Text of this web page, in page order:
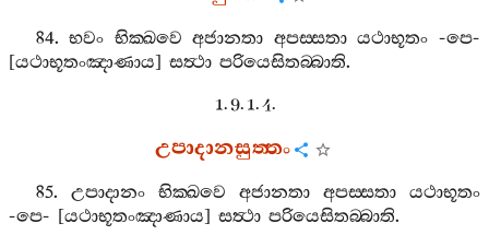
84.භවං භික‍්ඛවෙ අජානතා අපස‍්සතා යථාභූතං -පෙ-
[යථාභූතංඤාණාය] සත්‍ථා පරියෙසිතබ‍්බාති.
1. 9. 1. 4.
උපාදානසුත‍්තං
85. උපාදානං භික‍්ඛවෙ අජානතා අපස‍්සතා
යථාභූතං
-පෙ- [යථාභූතංඤාණාය] සත්‍ථා පරියෙසිතබ‍්බාති.